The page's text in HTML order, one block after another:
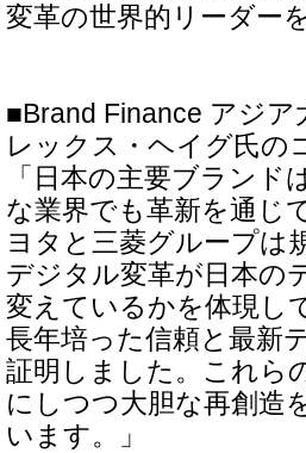
変革の世界的リーダー
■Brand Finance アジ
レックス・ヘイグ氏の
「日本の主要ブランド
な業界でも革新を通じ
ヨタと三菱グループは
デジタル変革が日本の
変えているかを体現し
長年培った信頼と最新
証明しました。これら
にしつつ大胆な再創造
います。」